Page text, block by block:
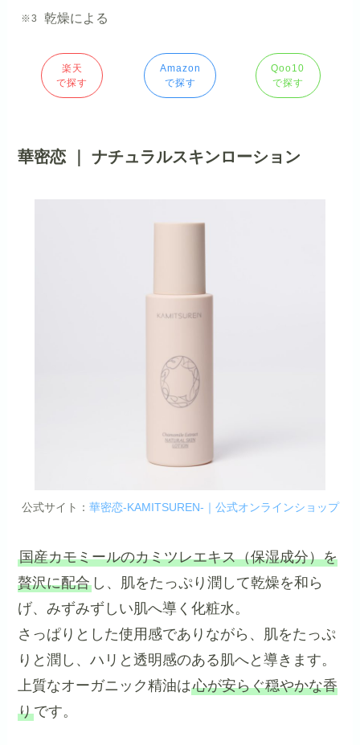
乾燥による
楽天
で探す
Amazon
で探す
Qoo10
で探す
華密恋 ｜ ナチュラルスキンローション
公式サイト： 華密恋-KAMITSUREN-｜公式オンラインショップ
国産カモミールのカミツレエキス（保湿成分）を
贅沢に配合 し、肌をたっぷり潤して乾燥を和ら
げ、みずみずしい肌へ導く化粧水。
さっぱりとした使用感でありながら、肌をたっぷ
りと潤し、ハリと透明感のある肌へと導きます。
上質なオーガニック精油は心が安らぐ穏やかな香
りです。